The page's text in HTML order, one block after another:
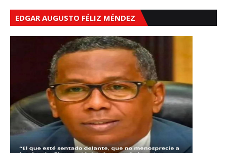
EDGAR AUGUSTO FÉLIZ MÉNDEZ